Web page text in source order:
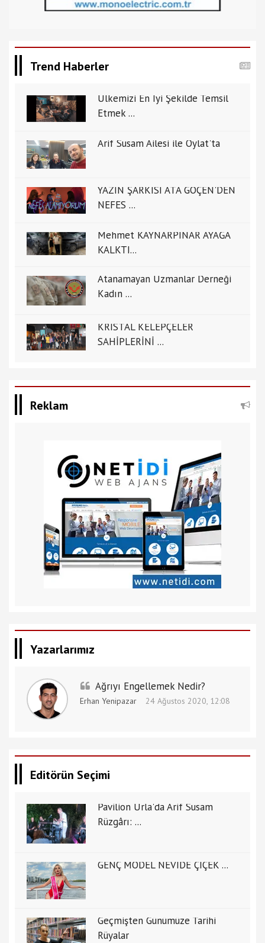
Trend Haberler
Ülkemizi En İyi Şekilde Temsil
Etmek ...
Arif Susam Ailesi ile Oylat'ta
YAZIN ŞARKISI ATA GÖÇEN'DEN
NEFES ...
Mehmet KAYNARPINAR AYAĞA
KALKTI...
Atanamayan Uzmanlar Derneği
Kadın ...
KRİSTAL KELEPÇELER
SAHİPLERİNİ ...
Reklam
Yazarlarımız
Ağrıyı Engellemek Nedir?
Erhan Yenipazar 24 Ağustos 2020, 12:08
Editörün Seçimi
Pavilion Urla'da Arif Susam
Rüzgârı: ...
GENÇ MODEL NEVİDE ÇİÇEK ...
Geçmişten Günümüze Tarihi
Rüyalar